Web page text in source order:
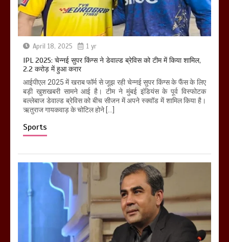
April 18, 2025 1 yr
IPL 2025: चेन्नई सुपर किंग्स ने डेवाल्ड ब्रेविस को टीम में किया शामिल,
2.2 करोड़ में हुआ करार
आईपीएल 2025 में खराब फॉर्म से जूझ रही चेन्नई सुपर किंग्स के फैंस के लिए
बड़ी खुशखबरी सामने आई है। टीम ने मुंबई इंडियंस के पूर्व विस्फोटक
बल्लेबाज डेवाल्ड ब्रेविस को बीच सीजन में अपने स्क्वॉड में शामिल किया है।
ऋतुराज गायकवाड़ के चोटिल होने […]
Sports